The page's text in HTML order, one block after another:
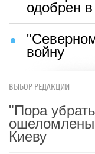
одобрен
войну
ВЫБОР РЕДАКЦИИ
"Пора
Киеву